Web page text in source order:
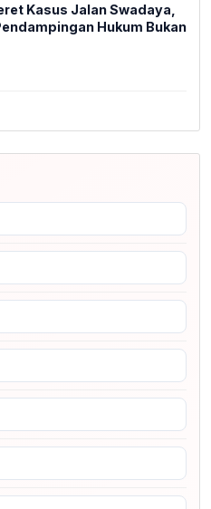
Kasus Jalan Swadaya,
Hukum Bukan